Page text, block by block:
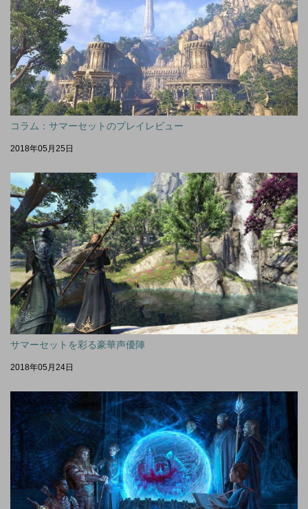
コラム：サマーセットのプレイレビュー
2018年05月25日
サマーセットを彩る豪華声優陣
2018年05月24日